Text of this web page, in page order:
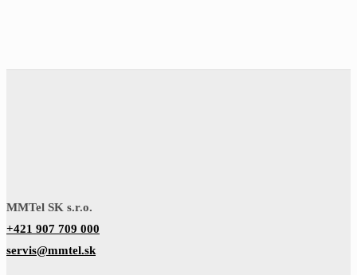
MMTel SK s.r.o.
+421 907 709 000
servis@mmtel.sk